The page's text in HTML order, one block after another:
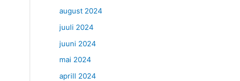
august 2024
juuli 2024
juuni 2024
mai 2024
aprill 2024